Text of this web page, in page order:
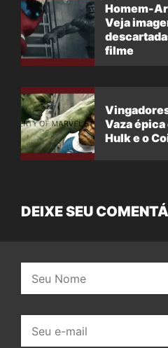
Homem-
Veja
filme
Vaza
Hulk e o
DEIXE SEU
mail: